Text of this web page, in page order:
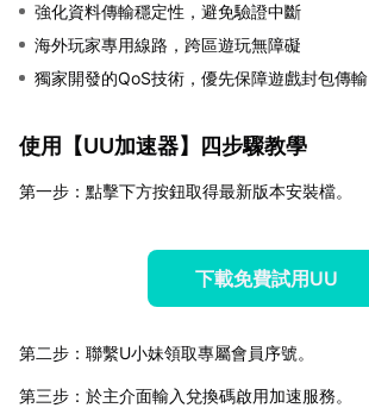
強化資料傳輸穩定性，避免驗證中斷
海外玩家專用線路，跨區遊玩無障礙
獨家開發的QoS技術，優先保障遊戲封包傳輸
使用【UU加速器】四步驟教學
第一步：點擊下方按鈕取得最新版本安裝檔。
下載免費試用UU
第二步：聯繫U小妹領取專屬會員序號。
第三步：於主介面輸入兌換碼啟用加速服務。